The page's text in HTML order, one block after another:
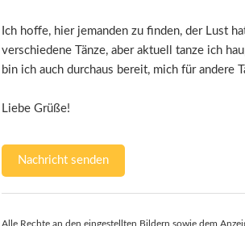
Ich hoffe, hier jemanden zu finden, der Lust
verschiedene Tänze, aber aktuell tanze ich
bin ich auch durchaus bereit, mich für andere
Liebe Grüße!
Nachricht senden
Alle Rechte an den eingestellten Bildern sowie dem